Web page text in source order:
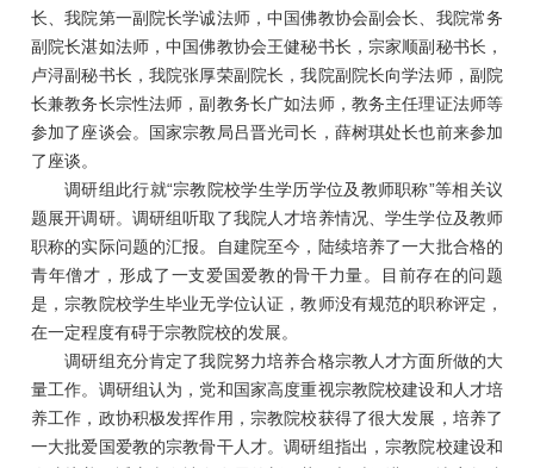
长、我院第一副院长学诚法师，中国佛教协会副会长、我院常务
副院长湛如法师，中国佛教协会王健秘书长，宗家顺副秘书长，
卢浔副秘书长，我院张厚荣副院长，我院副院长向学法师，副院
长兼教务长宗性法师，副教务长广如法师，教务主任理证法师等
参加了座谈会。国家宗教局吕晋光司长，薛树琪处长也前来参加
了座谈。
调研组此行就“宗教院校学生学历学位及教师职称”等相关议
题展开调研。调研组听取了我院人才培养情况、学生学位及教师
职称的实际问题的汇报。自建院至今，陆续培养了一大批合格的
青年僧才，形成了一支爱国爱教的骨干力量。目前存在的问题
是，宗教院校学生毕业无学位认证，教师没有规范的职称评定，
在一定程度有碍于宗教院校的发展。
调研组充分肯定了我院努力培养合格宗教人才方面所做的大
量工作。调研组认为，党和国家高度重视宗教院校建设和人才培
养工作，政协积极发挥作用，宗教院校获得了很大发展，培养了
一大批爱国爱教的宗教骨干人才。调研组指出，宗教院校建设和